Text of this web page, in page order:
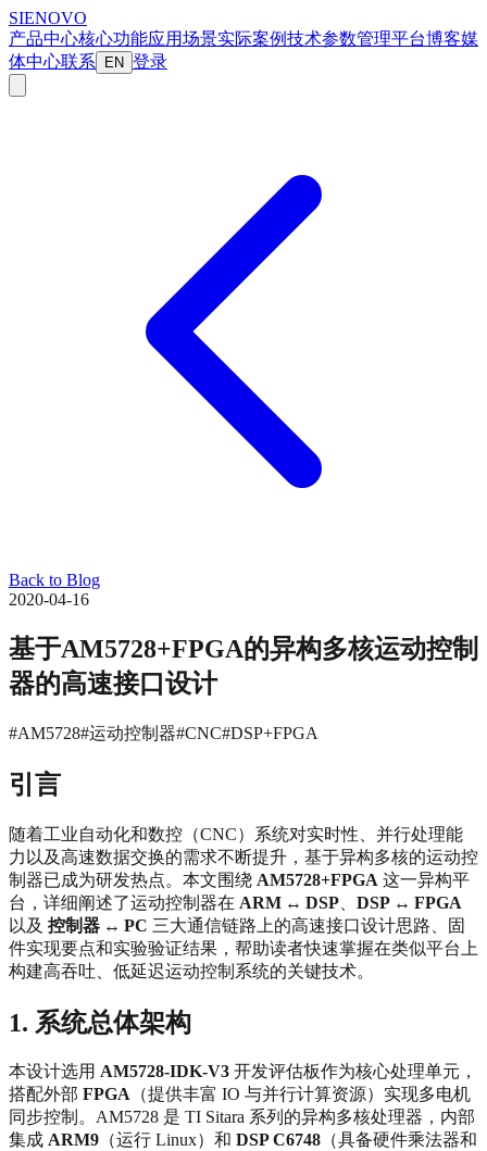
SIENOVO
产品中心核心功能应用场景实际案例技术参数管理平台博客媒
体中心联系 EN 登录
Back to Blog
2020-04-16
基于AM5728+FPGA的异构多核运动控制
器的高速接口设计
#AM5728#运动控制器#CNC#DSP+FPGA
引言
随着工业自动化和数控（CNC）系统对实时性、并行处理能
力以及高速数据交换的需求不断提升，基于异构多核的运动控
制器已成为研发热点。本文围绕 AM5728+FPGA 这一异构平
台，详细阐述了运动控制器在 ARM ↔ DSP
DSP ↔ FPGA
以及 控制器 ↔ PC 三大通信链路上的高速接口设计思路、固
件实现要点和实验验证结果，帮助读者快速掌握在类似平台上
构建高吞吐、低延迟运动控制系统的关键技术。
1. 系统总体架构
本设计选用 AM5728‑IDK‑V3 开发评估板作为核心处理单元，
搭配外部 FPGA （提供丰富 IO 与并行计算资源）实现多电机
同步控制。AM5728 是 TI Sitara 系列的异构多核处理器，内部
集成 ARM9 （运行 Linux）和 DSP C6748 （具备硬件乘法器和